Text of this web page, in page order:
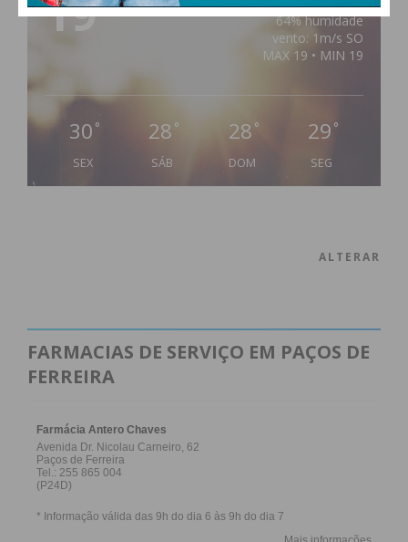
19
64% humidade
vento: 1m/s SO
MAX 19 • MIN 19
30 °
SEX
28 °
SÁB
28 °
DOM
29 °
SEG
ALTERAR
FARMACIAS DE SERVIÇO EM PAÇOS DE
FERREIRA